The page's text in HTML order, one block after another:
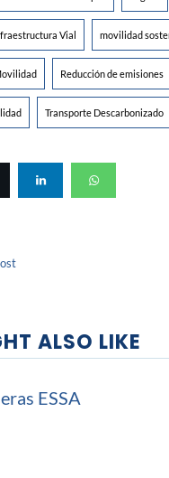
Vial movilidad
Reducción de emisiones
Transporte Descarbonizado
ALSO LIKE